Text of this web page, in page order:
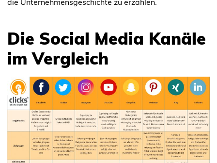
Die Social Media Kanäle
im Vergleich